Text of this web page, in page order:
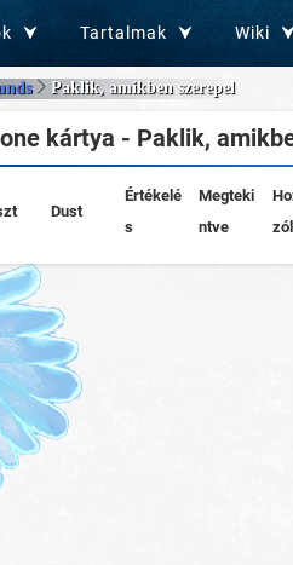
Tartalmak Wiki
Paklik, amikben szerepel
kártya - Paklik,
Dust
Értékelé
s
Megteki
ntve